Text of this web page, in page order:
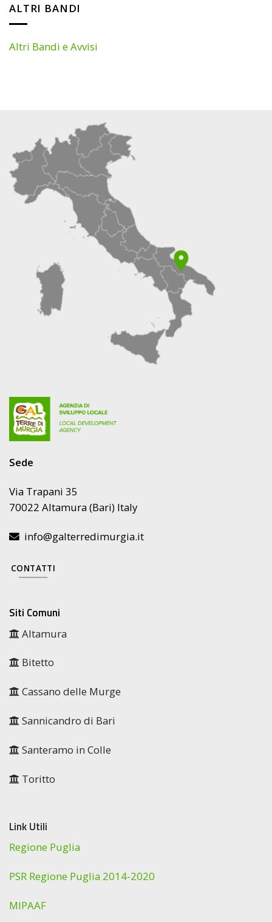
ALTRI BANDI
Altri Bandi e Avvisi
Sede
Via Trapani 35
70022 Altamura (Bari) Italy
info@galterredimurgia.it
CONTATTI
Siti Comuni
Altamura
Bitetto
Cassano delle Murge
Sannicandro di Bari
Santeramo in Colle
Toritto
Link Utili
Regione Puglia
PSR Regione Puglia 2014-2020
MIPAAF